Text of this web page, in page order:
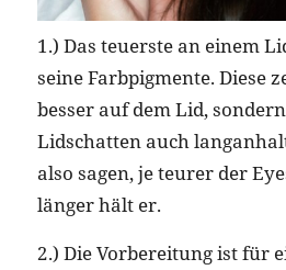
1.) Das teuerste an einem
seine Farbpigmente. Diese
besser auf dem Lid,
Lidschatten auch
also sagen, je teurer der
länger hält er.
2.) Die Vorbereitung ist für